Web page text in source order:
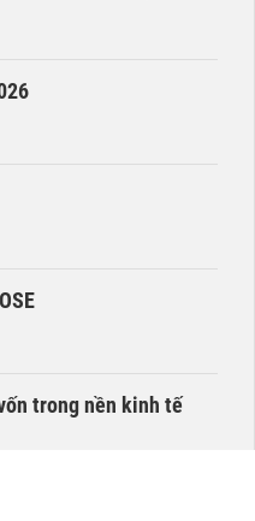
trong nền kinh tế